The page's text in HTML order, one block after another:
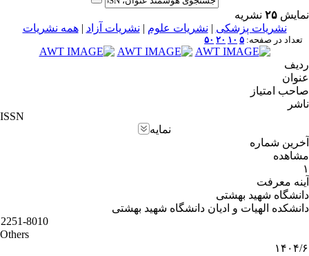
نمایش ۲۵ نشریه
نشریات پزشکی | نشریات علوم | نشریات آزاد |همه نشریات
تعداد در صفحه: ۵ ۱۰ ۲۰ ۵۰
ردیف
عنوان
صاحب امتیاز
ناشر
ISSN
نمایه
آخرین شماره
مشاهده
۱
آینه معرفت
دانشگاه شهید بهشتی
دانشکده الهیات و ادیان دانشگاه شهید بهشتی
2251-8010
Others
۱۴۰۴/۶